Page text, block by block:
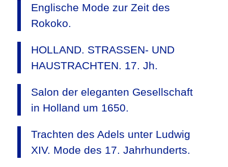
Englische Mode zur Zeit des
Rokoko.
HOLLAND. STRASSEN- UND
HAUSTRACHTEN. 17. Jh.
Salon der eleganten Gesellschaft
in Holland um 1650.
Trachten des Adels unter Ludwig
XIV. Mode des 17. Jahrhunderts.